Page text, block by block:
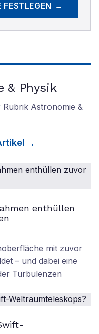
FESTLEGEN →
& Physik
Rubrik Astronomie &
enthüllen
mit zuvor
– und dabei eine
Turbulenzen